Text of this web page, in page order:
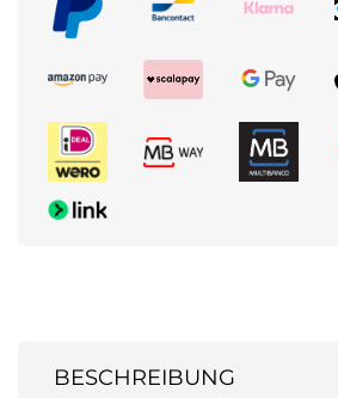
BESCHREIBUNG